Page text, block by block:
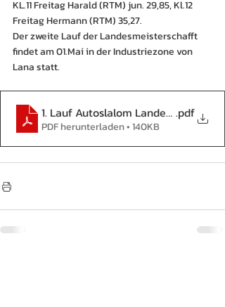
KL.11 Freitag Harald (RTM) jun. 29,85, Kl.12
Freitag Hermann (RTM) 35,27.
Der zweite Lauf der Landesmeisterschafft
findet am 01.Mai in der Industriezone von
Lana statt.
1. Lauf Autoslalom .pdf
PDF herunterladen • 140KB